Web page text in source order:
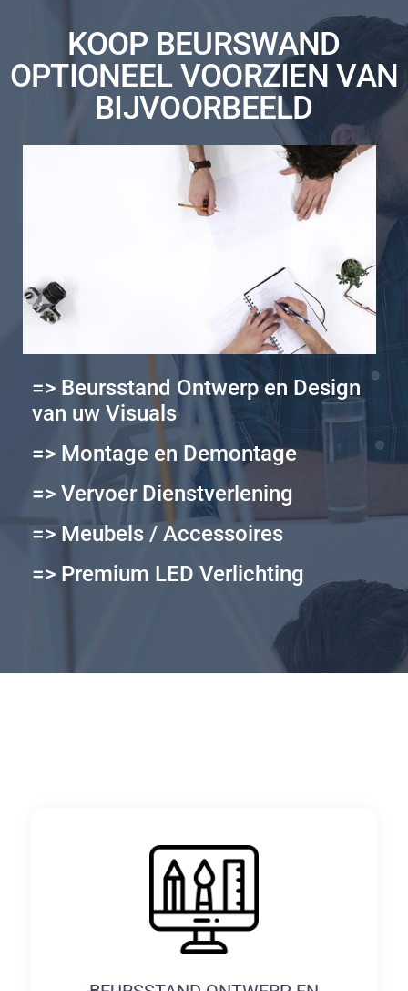
KOOP BEURSWAND
OPTIONEEL VOORZIEN VAN
BIJVOORBEELD
=> Beursstand Ontwerp en Design
van uw Visuals
=> Montage en Demontage
=> Vervoer Dienstverlening
=> Meubels / Accessoires
=> Premium LED Verlichting